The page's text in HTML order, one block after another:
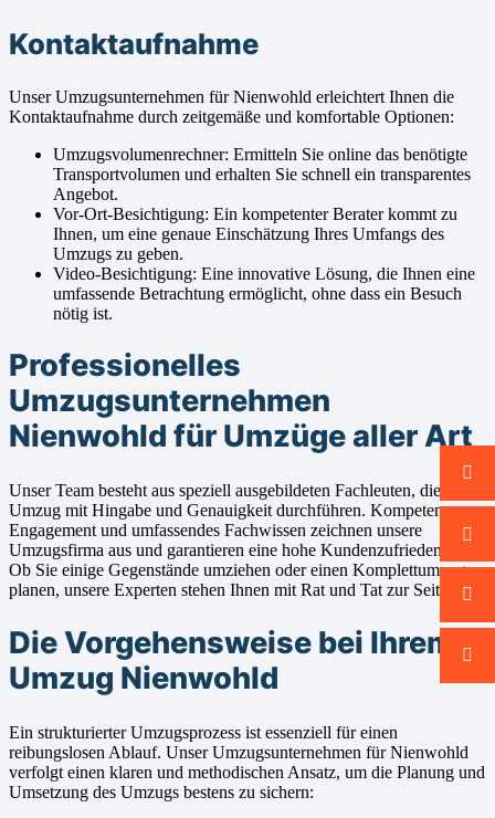
Kontaktaufnahme
Unser Umzugsunternehmen für Nienwohld erleichtert Ihnen die
Kontaktaufnahme durch zeitgemäße und komfortable Optionen:
Umzugsvolumenrechner: Ermitteln Sie online das benötigte
Transportvolumen und erhalten Sie schnell ein transparentes
Angebot.
Vor-Ort-Besichtigung: Ein kompetenter Berater kommt zu
Ihnen, um eine genaue Einschätzung Ihres Umfangs des
Umzugs zu geben.
Video-Besichtigung: Eine innovative Lösung, die Ihnen eine
umfassende Betrachtung ermöglicht, ohne dass ein Besuch
nötig ist.
Professionelles
Umzugsunternehmen
Nienwohld für Umzüge aller Art
Unser Team besteht aus speziell ausgebildeten Fachleuten, die jeden
Umzug mit Hingabe und Genauigkeit durchführen. Kompetenz,
Engagement und umfassendes Fachwissen zeichnen unsere
Umzugsfirma aus und garantieren eine hohe Kundenzufriedenheit.
Ob Sie einige Gegenstände umziehen oder einen Komplettumzug
planen, unsere Experten stehen Ihnen mit Rat und Tat zur Seite.
Die Vorgehensweise bei Ihrem
Umzug Nienwohld
Ein strukturierter Umzugsprozess ist essenziell für einen
reibungslosen Ablauf. Unser Umzugsunternehmen für Nienwohld
verfolgt einen klaren und methodischen Ansatz, um die Planung und
Umsetzung des Umzugs bestens zu sichern: